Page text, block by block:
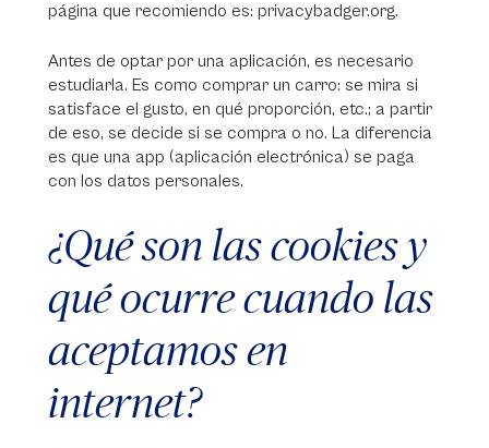
página que recomiendo es: privacybadger.org.
Antes de optar por una aplicación, es necesario
estudiarla. Es como comprar un carro: se mira si
satisface el gusto, en qué proporción, etc.; a partir
de eso, se decide si se compra o no. La diferencia
es que una app (aplicación electrónica) se paga
con los datos personales.
¿Qué son las cookies y
qué ocurre cuando las
aceptamos en
internet?